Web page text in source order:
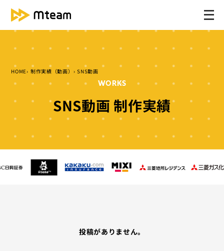
メ
HOME 制作実績（動画）
SNS動画
WORKS
SNS動画 制作実績
投稿がありません。